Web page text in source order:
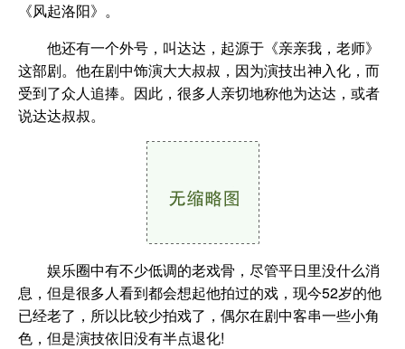
《风起洛阳》。
他还有一个外号，叫达达，起源于《亲亲我，老师》
这部剧。他在剧中饰演大大叔叔，因为演技出神入化，而
受到了众人追捧。因此，很多人亲切地称他为达达，或者
说达达叔叔。
娱乐圈中有不少低调的老戏骨，尽管平日里没什么消
息，但是很多人看到都会想起他拍过的戏，现今52岁的他
已经老了，所以比较少拍戏了，偶尔在剧中客串一些小角
色，但是演技依旧没有半点退化!